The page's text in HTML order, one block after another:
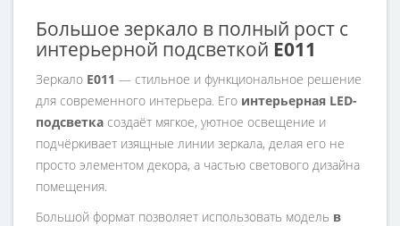
Большое зеркало в полный рост с
интерьерной подсветкой E011
Зеркало E011 — стильное и функциональное решение
для современного интерьера. Его интерьерная LED-
подсветка создаёт мягкое, уютное освещение и
подчёркивает изящные линии зеркала, делая его не
просто элементом декора, а частью светового дизайна
помещения.
Большой формат позволяет использовать модель в